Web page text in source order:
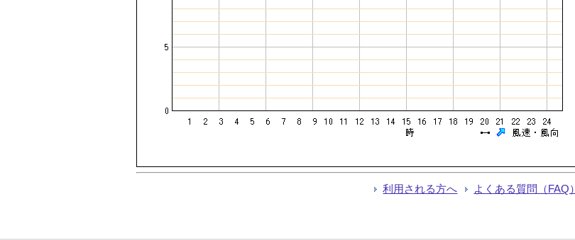
利用される方へ よくある質問（FAQ）